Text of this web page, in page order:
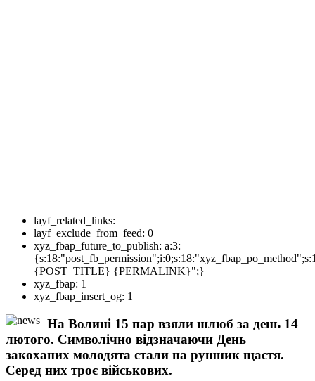
layf_related_links:
layf_exclude_from_feed: 0
xyz_fbap_future_to_publish: a:3:
{POST_TITLE} {PERMALINK}";}
xyz_fbap: 1
xyz_fbap_insert_og: 1
На Волині 15 пар взяли шлюб за день 14
лютого. Символічно відзначаючи День
закоханих молодята стали на рушник щастя.
Серед них троє військових.